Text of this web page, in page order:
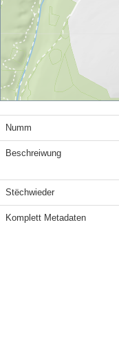
Numm
Beschreiwung
Stëchwieder
Komplett Metadaten